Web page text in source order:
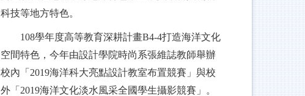
科技等地方特色。
108學年度高等教育深耕計畫B4-4打造海洋文化
空間特色，今年由設計學院時尚系張維誌教師舉辦
校內「2019海洋科大亮點設計教室布置競賽」與校
外「2019海洋文化淡水風采全國學生攝影競賽」。